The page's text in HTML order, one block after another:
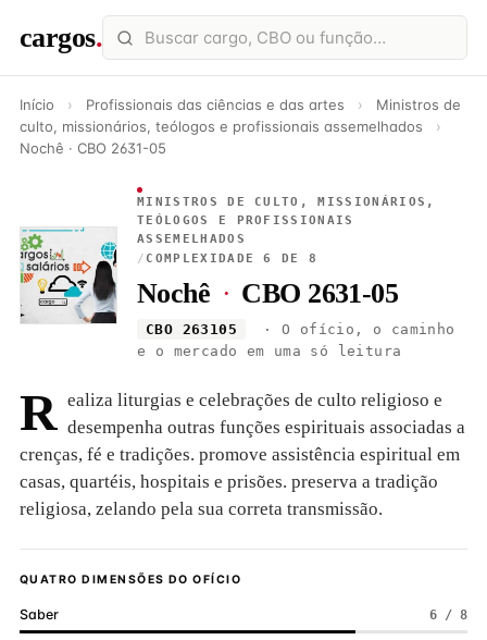
cargos.
Início › Profissionais das ciências e das artes ›
Ministros de
culto, missionários, teólogos e profissionais assemelhados
›
Nochê · CBO 2631-05
MINISTROS DE CULTO, MISSIONÁRIOS,
TEÓLOGOS E PROFISSIONAIS
ASSEMELHADOS
/ COMPLEXIDADE 6 DE 8
Nochê · CBO 2631-05
CBO 263105
· O ofício, o caminho
e o mercado em uma só leitura
R ealiza liturgias e celebrações de culto religioso e
desempenha outras funções espirituais associadas a
crenças, fé e tradições. promove assistência espiritual em
casas, quartéis, hospitais e prisões. preserva a tradição
religiosa, zelando pela sua correta transmissão.
QUATRO DIMENSÕES DO OFÍCIO
Saber 6 / 8